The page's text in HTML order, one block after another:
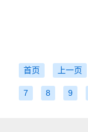
首页 上一页
7 8 9